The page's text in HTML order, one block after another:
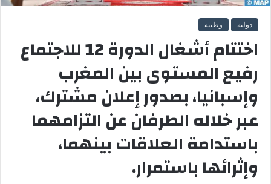
دولية وطنية
اختتام أشغال الدورة 12 للاجتماع
رفيع المستوى بين المغرب
وإسبانيا، بصدور إعلان مشترك،
عبر خلاله الطرفان عن التزامهما
باستدامة العلاقات بينهما،
وإثرائها باستمرار.